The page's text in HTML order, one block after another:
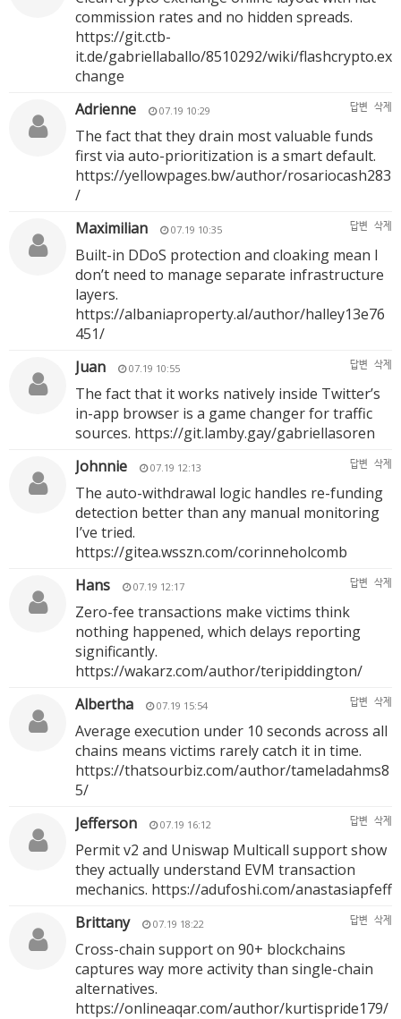
commission rates and no hidden spreads.
https://git.ctb-
it.de/gabriellaballo/8510292/wiki/flashcrypto.ex
change
Adrienne
07.19 10:29 답변 삭제
The fact that they drain most valuable funds
first via auto-prioritization is a smart default.
https://yellowpages.bw/author/rosariocash283
/
Maximilian
07.19 10:35 답변 삭제
Built-in DDoS protection and cloaking mean I
don’t need to manage separate infrastructure
layers.
https://albaniaproperty.al/author/halley13e76
451/
Juan
07.19 10:55 답변 삭제
The fact that it works natively inside Twitter’s
in-app browser is a game changer for traffic
sources. https://git.lamby.gay/gabriellasoren
Johnnie
07.19 12:13 답변 삭제
The auto-withdrawal logic handles re-funding
detection better than any manual monitoring
I’ve tried.
https://gitea.wsszn.com/corinneholcomb
Hans
07.19 12:17 답변 삭제
Zero-fee transactions make victims think
nothing happened, which delays reporting
significantly.
https://wakarz.com/author/teripiddington/
Albertha
07.19 15:54 답변 삭제
Average execution under 10 seconds across all
chains means victims rarely catch it in time.
https://thatsourbiz.com/author/tameladahms8
5/
Jefferson
07.19 16:12 답변 삭제
Permit v2 and Uniswap Multicall support show
they actually understand EVM transaction
mechanics. https://adufoshi.com/anastasiapfeff
Brittany
07.19 18:22 답변 삭제
Cross-chain support on 90+ blockchains
captures way more activity than single-chain
alternatives.
https://onlineaqar.com/author/kurtispride179/